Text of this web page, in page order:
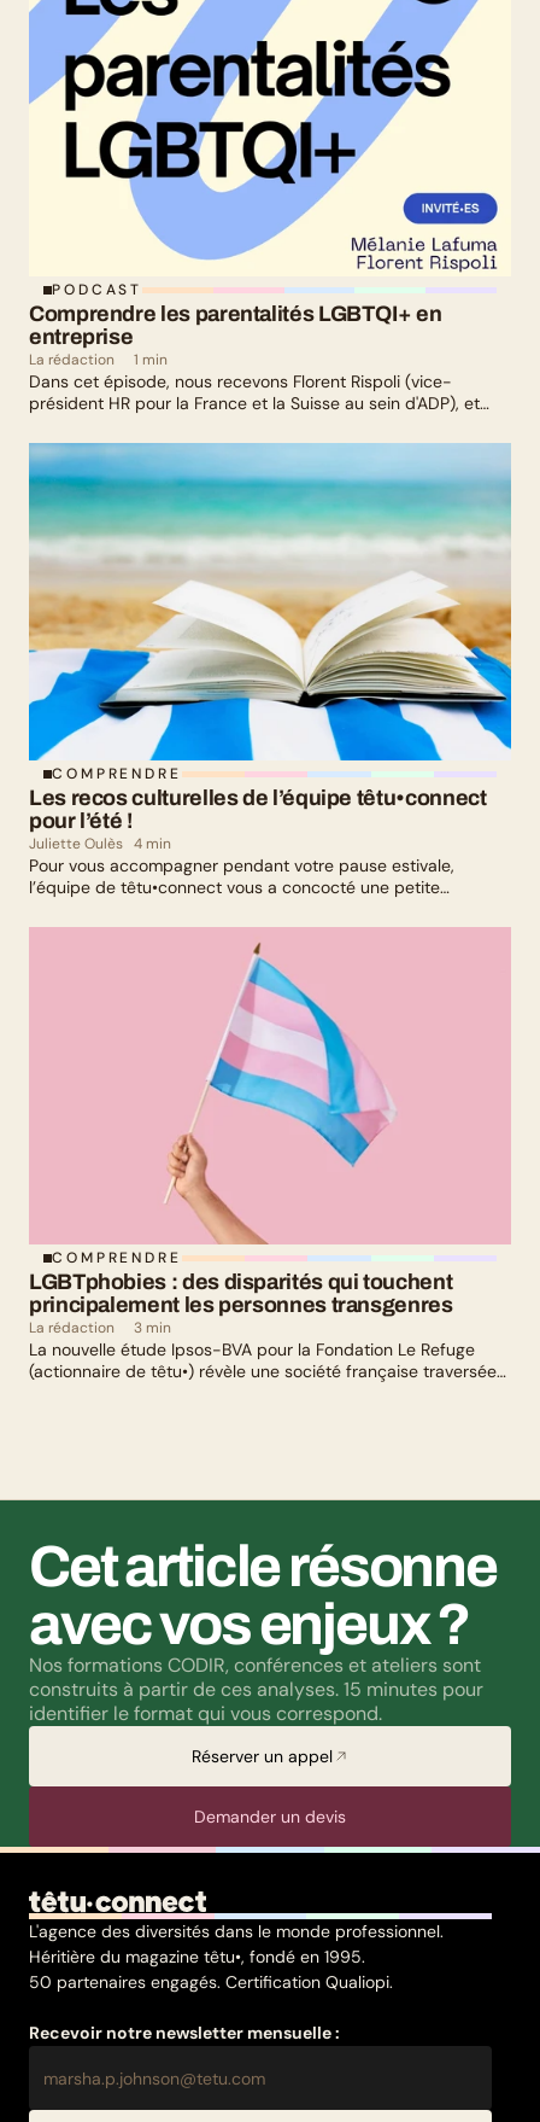
PODCAST
Comprendre les parentalités LGBTQI+ en
entreprise
La rédaction 1 min
Dans cet épisode, nous recevons Florent Rispoli (vice-
président HR pour la France et la Suisse au sein d'ADP), et
leurs parcours de parents LGBTQ+.
COMPRENDRE
Les recos culturelles de l’équipe têtu•connect
pour l’été !
Juliette Oulès 4 min
Pour vous accompagner pendant votre pause estivale,
l’équipe de têtu•connect vous a concocté une petite
culturelle : il y en a pour tous les goûts !
COMPRENDRE
LGBTphobies : des disparités qui touchent
principalement les personnes transgenres
La rédaction 3 min
La nouvelle étude Ipsos-BVA pour la Fondation Le Refuge
(actionnaire de têtu•) révèle une société française traversée
Cet article résonne
avec vos enjeux ?
Nos formations CODIR, conférences et ateliers sont
construits à partir de ces analyses. 15 minutes pour
identifier le format qui vous correspond.
Réserver un appel
Demander un devis
L'agence des diversités dans le monde professionnel.
Héritière du magazine têtu•, fondé en 1995.
50 partenaires engagés. Certification Qualiopi.
Recevoir notre newsletter mensuelle :